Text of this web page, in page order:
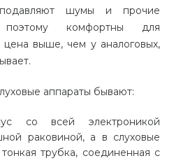
подавляют шумы и прочие
комфортны для
цена выше, чем у аналоговых,
аппараты бывают:
со всей электроникой
раковиной, а в слуховые
трубка, соединенная с